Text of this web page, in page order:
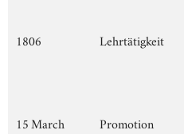
1806 Lehrtätigkeit
15 March
Promotion